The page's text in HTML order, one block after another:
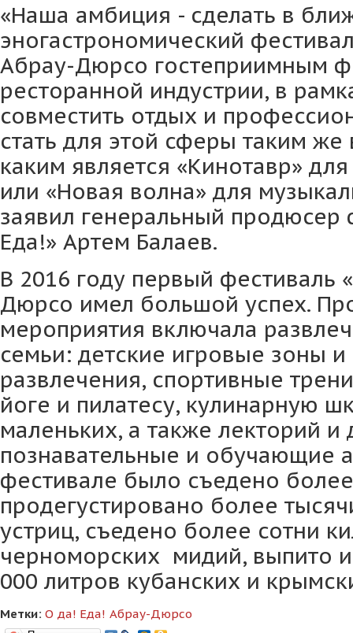
«Наша амбиция - сделать в
эногастрономический
Абрау-Дюрсо гостеприимным
ресторанной индустрии, в
совместить отдых и
стать для этой сферы таким
каким является «Кинотавр»
или «Новая волна» для
заявил генеральный продюсер
Еда!» Артем Балаев.
В 2016 году первый фестиваль
Дюрсо имел большой успех.
мероприятия включала
семьи: детские игровые зоны
развлечения, спортивные
йоге и пилатесу, кулинарную
маленьких, а также лекторий и
познавательные и обучающие
фестивале было съедено
продегустировано более
устриц, съедено более сотни
черноморских мидий, выпито
000 литров кубанских и
Метки: О да! Еда! Абрау-Дюрсо